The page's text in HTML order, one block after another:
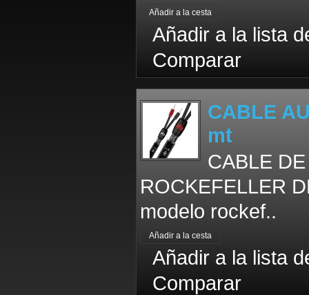
Añadir a la lista
Comparar
CABLE
mt
CABLE
ROCKEFELLER
modelo rockef..
Añadir a la lista
Comparar